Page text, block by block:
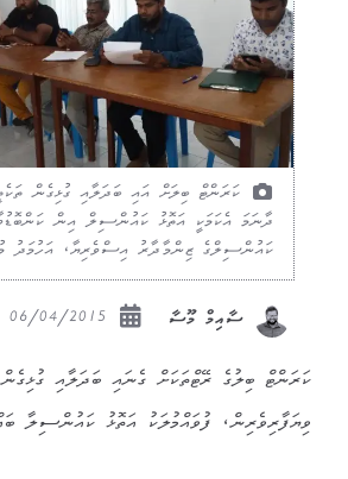
ކަރަންޓް ބިލަށް އައި ބަދަލާއި ގުޅިގެން
ދާނަމަ އެކަމަކީ އަތޮޅު ކައުންސިލް އިން
ކައުންސިލްގެ ޒިންމާދާރު އިސްވެރިޔާ، އަހުމަދު
ސާއިމް މޫސާ
ކަރަންޓް ބިލުގެ ރޭޓްތަކަށް ގެނައި ބަދަލާއި
ވިޔަފާރިވެރިން، ފުވައްމުލަކު އަތޮޅު ކައުންސިލާ